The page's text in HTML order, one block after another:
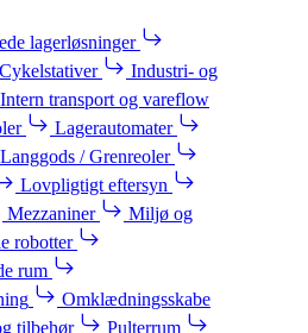
lagerløsninger
Cykelstativer
Industri- og
Intern transport og vareflow
Lagerautomater
Langgods / Grenreoler
Lovpligtigt eftersyn
Mezzaniner
Miljø og
robotter
rum
Omklædningsskabe
tilbehør
Pulterrum